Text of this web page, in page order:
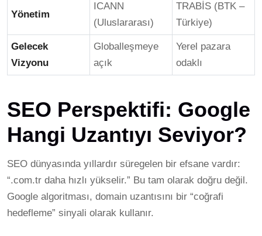
Yönetim
ICANN
(Uluslararası)
TRABİS (BTK –
Türkiye)
Gelecek
Vizyonu
Globalleşmeye
açık
Yerel pazara
odaklı
SEO Perspektifi: Google
Hangi Uzantıyı Seviyor?
SEO dünyasında yıllardır süregelen bir efsane vardır:
“.com.tr daha hızlı yükselir.” Bu tam olarak doğru değil.
Google algoritması, domain uzantısını bir “coğrafi
hedefleme” sinyali olarak kullanır.